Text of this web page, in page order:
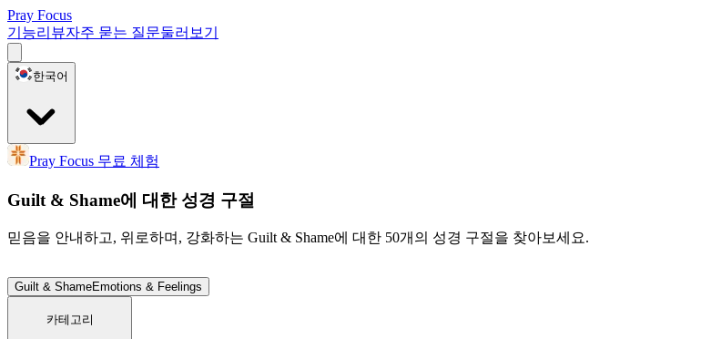
Pray Focus
기능리뷰자주 묻는 질문둘러보기
한국어
Pray Focus 무료 체험
Guilt & Shame에 대한 성경 구절
믿음을 안내하고, 위로하며, 강화하는 Guilt & Shame에 대한 50개의 성경 구절을 찾아보세요.
Guilt & ShameEmotions & Feelings
카테고리